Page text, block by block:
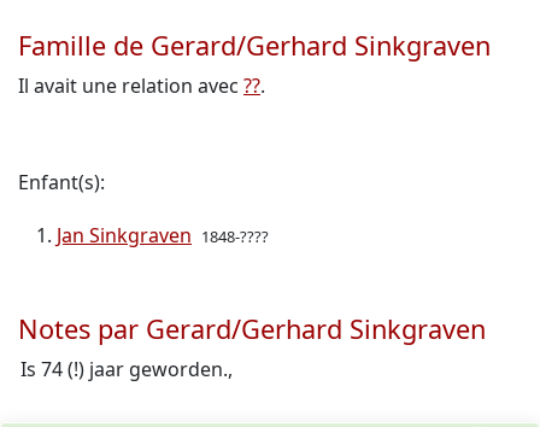
Famille de Gerard/Gerhard Sinkgraven
Il avait une relation avec ??.
Enfant(s):
Jan Sinkgraven 1848-????
Notes par Gerard/Gerhard Sinkgraven
Is 74 (!) jaar geworden.,